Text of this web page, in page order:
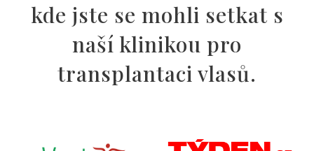
kde jste se mohli setkat s
naší klinikou pro
transplantaci vlasů.